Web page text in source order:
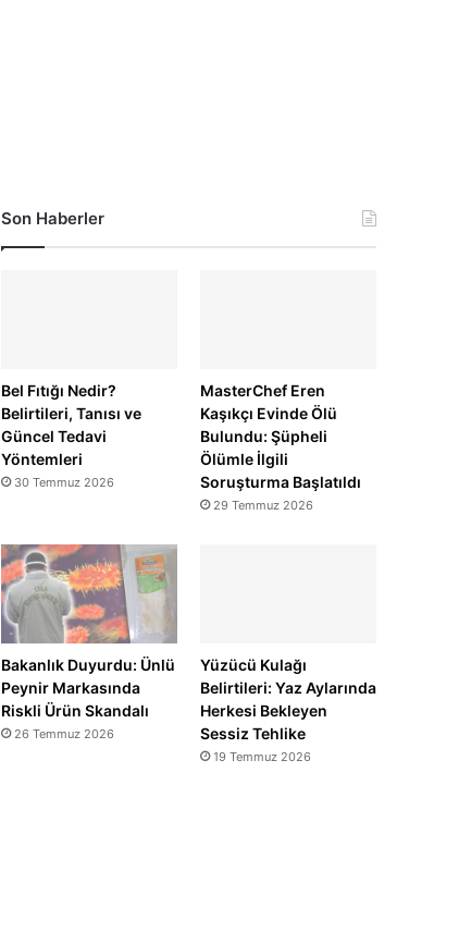
Son Haberler
Bel Fıtığı Nedir?
Belirtileri, Tanısı ve
Güncel Tedavi
Yöntemleri
30 Temmuz 2026
MasterChef Eren
Kaşıkçı Evinde Ölü
Bulundu: Şüpheli
Ölümle İlgili
Soruşturma Başlatıldı
29 Temmuz 2026
Bakanlık Duyurdu: Ünlü
Peynir Markasında
Riskli Ürün Skandalı
26 Temmuz 2026
Yüzücü Kulağı
Belirtileri: Yaz Aylarında
Herkesi Bekleyen
Sessiz Tehlike
19 Temmuz 2026